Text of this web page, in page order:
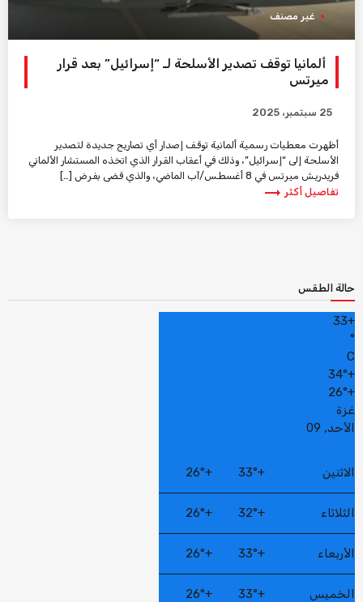
غير مصنف
ألمانيا توقف تصدير الأسلحة لـ “إسرائيل” بعد قرار
ميرتس
25 سبتمبر، 2025
أظهرت معطيات رسمية ألمانية توقف إصدار أي تصاريح جديدة لتصدير
الأسلحة إلى “إسرائيل”، وذلك في أعقاب القرار الذي اتخذه المستشار الألماني
فريدريش ميرتس في 8 أغسطس/آب الماضي، والذي قضى بفرض […]
تفاصيل أكثر trending_flat
حالة الطقس
+
33
°
C
+
34°
+
26°
غزة
الأحد, 09
الاثنين +
33°
+
26°
الثلاثاء +
32°
+
26°
الأربعاء +
33°
+
26°
الخميس +
33°
+
26°